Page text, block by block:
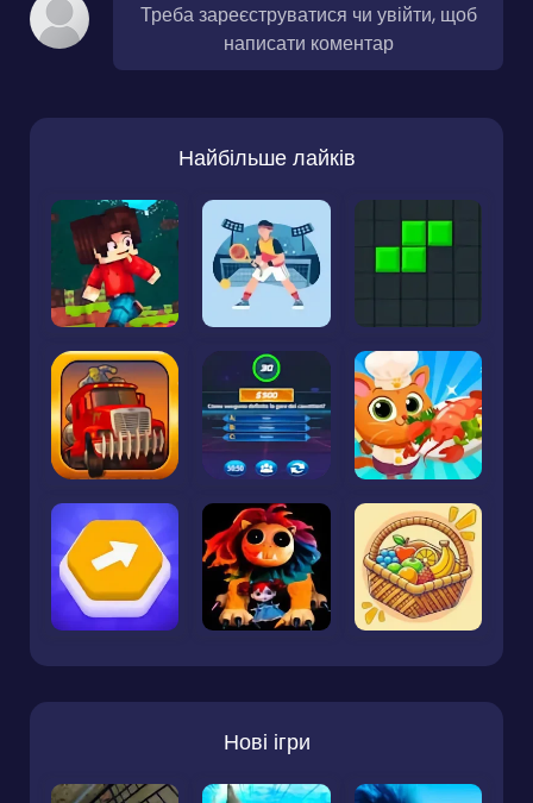
Треба зареєструватися чи увійти, щоб
написати коментар
Найбільше лайків
Нові ігри